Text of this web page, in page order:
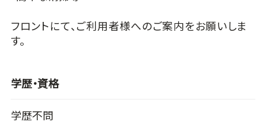
フロントにて、ご利用者様へのご案内をお願いしま
す。
学歴・資格
学歴不問